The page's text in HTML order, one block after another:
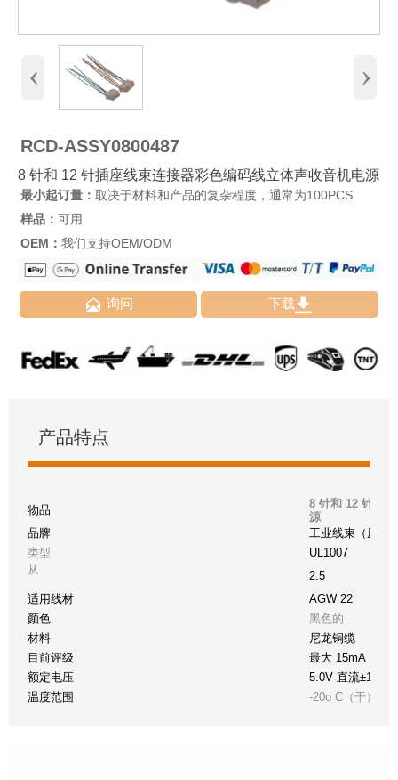
‹ ›
RCD-ASSY0800487
8 针和 12 针插座线束连接器彩色编码线立体声收音机电源
最小起订量： 取决于材料和产品的复杂程度，通常为100PCS
样品： 可用
OEM： 我们支持OEM/ODM
 询问 下载
产品特点
物品
8 针和 12 针插
源
品牌
工业线束（原件
类型
UL1007
从
2.5
适用线材
AGW 22
颜色
黑色的
材料
尼龙铜缆
目前评级
最大 15mA
额定电压
5.0V 直流±10%
温度范围
-20o C（干）至